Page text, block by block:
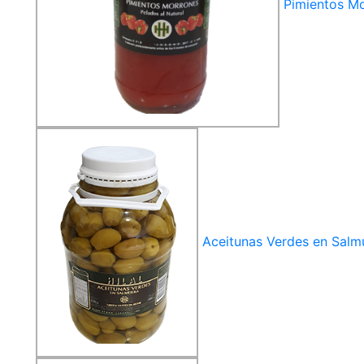
Pimientos
Aceitunas Verdes en